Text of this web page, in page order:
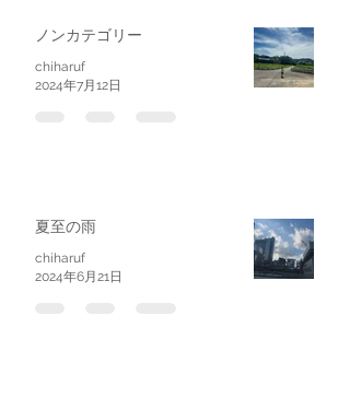
ノンカテゴリー
chiharuf
2024年7月12日
夏至の雨
chiharuf
2024年6月21日